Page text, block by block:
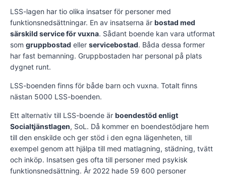
LSS-lagen har tio olika insatser för personer med
funktionsnedsättningar. En av insatserna är bostad med
särskild service för vuxna. Sådant boende kan vara utformat
som gruppbostad eller servicebostad. Båda dessa former
har fast bemanning. Gruppbostaden har personal på plats
dygnet runt.
LSS-boenden finns för både barn och vuxna. Totalt finns
nästan 5000 LSS-boenden.
Ett alternativ till LSS-boende är boendestöd enligt
Socialtjänstlagen, SoL. Då kommer en boendestödjare hem
till den enskilde och ger stöd i den egna lägenheten, till
exempel genom att hjälpa till med matlagning, städning, tvätt
och inköp. Insatsen ges ofta till personer med psykisk
funktionsnedsättning. År 2022 hade 59 600 personer